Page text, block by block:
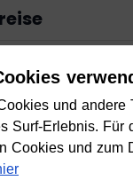
mit...
Anwenden
und andere
Surf-Erlebnis. Für
Cookies und zum